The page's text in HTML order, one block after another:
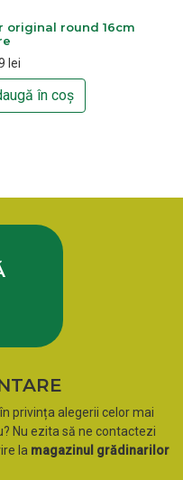
original round 16cm
lei
în coș
privința alegerii celor mai
Nu ezita să ne contactezi
la magazinul grădinarilor